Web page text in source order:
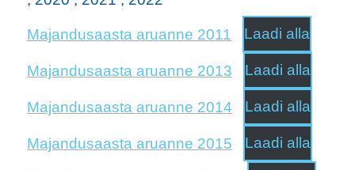
Majandusaasta aruanne 2011 Laadi alla
Majandusaasta aruanne 2013 Laadi alla
Majandusaasta aruanne 2014 Laadi alla
Majandusaasta aruanne 2015 Laadi alla